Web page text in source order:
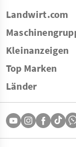
Landwirt.com
Kleinanzeigen
Top Marken
Länder